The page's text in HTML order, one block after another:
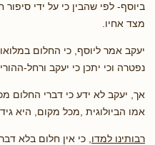
ביוסף- לפי שהבין כי על ידי
מצד אחיו.
יעקב אמר ליוסף, כי החלום
נפטרה וכי יתכן כי יעקב ורחל-
אך, יעקב לא ידע כי דברי החלום
אמו הביולוגית ,מכל מקום, היא
רבותינו למדו, כי אין חלום בלא